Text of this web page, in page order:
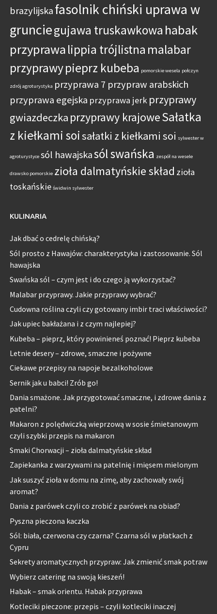
brazylijskafasolnik chiński uprawa w
grunciegujawa truskawkowa habak
przyprawalippia trójlistna malabar
przyprawypieprz kubeba pomorskie wesela połczyn
zdrój agroturystyka przyprawa 7 przypraw arabskich
przyprawa egejska przyprawa jerk przyprawy
gwiazdeczka przyprawy krajoweSałatka
z kiełkami soisałatki z kiełkami soi sylwester w
agroturystyce sól hawajskasól swańska zespół na wesele
drawsko pomorskie zioła dalmatyńskie skład zioła
toskańskie świdwin sylwester
KULINARIA
Jak dbać o cedrelę chińską?
Sól prosto z Hawajów: charakterystyka i zastosowanie. Sól
hawajska
Swańska sól – czym jest i do czego ją wykorzystać?
Malabar przyprawy. Jakie przyprawy wybrać?
Cudowna roślina czyli czy gotowany imbir traci właściwości?
Jak upiec bakłażana i z czym najlepiej?
Kubeba – pieprz, który powinieneś poznać! Pieprz kubeba
Letnie desery – zdrowe, smaczne i pożywne
Ciekawe przepisy na napoje bezalkoholowe
Sernik jak u babci! Zrób go!
Dania smażone. Jak przygotować smaczne, i zdrowe dania z
patelni?
Makaron z polędwiczką wieprzową w sosie śmietanowym
czyli szybki przepis na makaron
Smaki Chorwacji – zioła dalmatyńskie skład
Zapiekanka z warzywami na patelnię i mięsem mielonym
Jak suszyć zioła w domu na zimę, aby zachowały swój
aromat?
Dania z parówek czyli co zrobić z parówek na obiad?
Pyszna pieczona kaczka
Sól: biała, czerwona czy czarna? Czarna sól w płatkach z
Cypru
Sekrety aromatycznych przypraw: Jak zmienić smak potraw
Wybierz catering na swoją kieszeń!
Habak – smak orientu. Habak przyprawa
Kotleciki pieczone: przepis – czyli kotleciki inaczej